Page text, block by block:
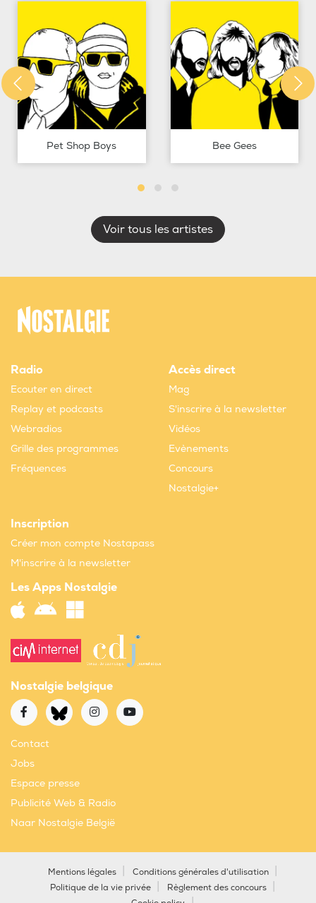
Pet Shop Boys Bee Gees
Voir tous les artistes
Radio
Ecouter en direct
Replay et podcasts
Webradios
Grille des programmes
Fréquences
Accès direct
Mag
S'inscrire à la newsletter
Vidéos
Evènements
Concours
Nostalgie+
Inscription
Créer mon compte Nostapass
M'inscrire à la newsletter
Les Apps Nostalgie
Nostalgie belgique
Contact
Jobs
Espace presse
Publicité Web & Radio
Naar Nostalgie België
Mentions légales
Conditions générales d'utilisation
Politique de la vie privée
Règlement des concours